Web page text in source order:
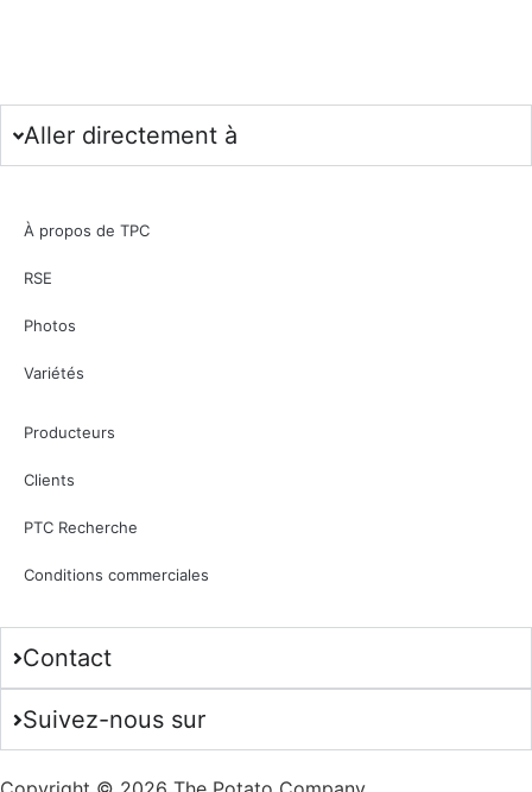
Aller directement à
À propos de TPC
RSE
Photos
Variétés
Producteurs
Clients
PTC Recherche
Conditions commerciales
Contact
Suivez-nous sur